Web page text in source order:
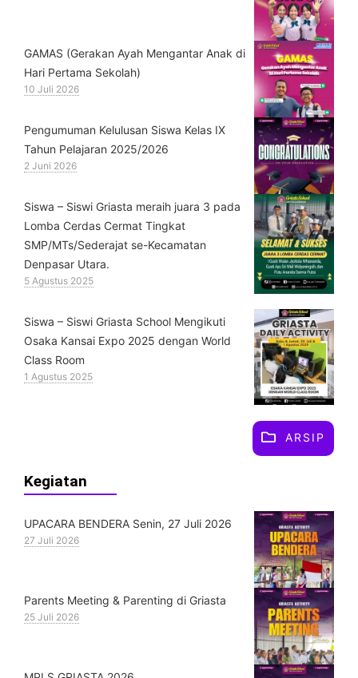
GAMAS (Gerakan Ayah Mengantar Anak di
Hari Pertama Sekolah)
10 Juli 2026
Pengumuman Kelulusan Siswa Kelas IX
Tahun Pelajaran 2025/2026
2 Juni 2026
Siswa – Siswi Griasta meraih juara 3 pada
Lomba Cerdas Cermat Tingkat
SMP/MTs/Sederajat se-Kecamatan
Denpasar Utara.
5 Agustus 2025
Siswa – Siswi Griasta School Mengikuti
Osaka Kansai Expo 2025 dengan World
Class Room
1 Agustus 2025
ARSIP
Kegiatan
UPACARA BENDERA Senin, 27 Juli 2026
27 Juli 2026
Parents Meeting & Parenting di Griasta
25 Juli 2026